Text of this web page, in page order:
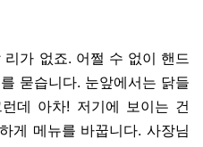
가 없죠. 어쩔 수 없이 핸드
묻습니다. 눈앞에서는 닭들
데 아차! 저기에 보이는 건
게 메뉴를 바꿉니다. 사장님